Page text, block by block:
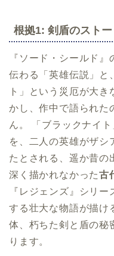
根拠1: 剣盾のスト
『ソード・シールド
伝わる「英雄伝説」と
ト」という災厄が大
かし、作中で語られた
ん。 「ブラックナイ
を、二人の英雄がザシ
たとされる、遥か昔の
深く描かれなかった古
『レジェンズ』シリ
する壮大な物語が描け
体、朽ちた剣と盾の秘
ります。